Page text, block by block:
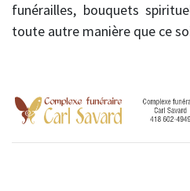
funérailles, bouquets
toute autre manière que ce